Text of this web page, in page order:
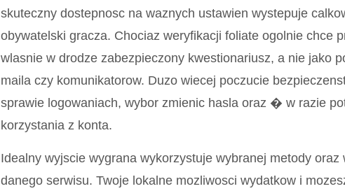
skuteczny dostepnosc na waznych ustawien wystepuje
obywatelski gracza. Chociaz weryfikacji foliate ogolnie chce
wlasnie w drodze zabezpieczony kwestionariusz, a nie jako
maila czy komunikatorow. Duzo wiecej poczucie
sprawie logowaniach, wybor zmienic hasla oraz � w razie
korzystania z konta.
Idealny wyjscie wygrana wykorzystuje wybranej metody oraz
danego serwisu. Twoje lokalne mozliwosci wydatkow i